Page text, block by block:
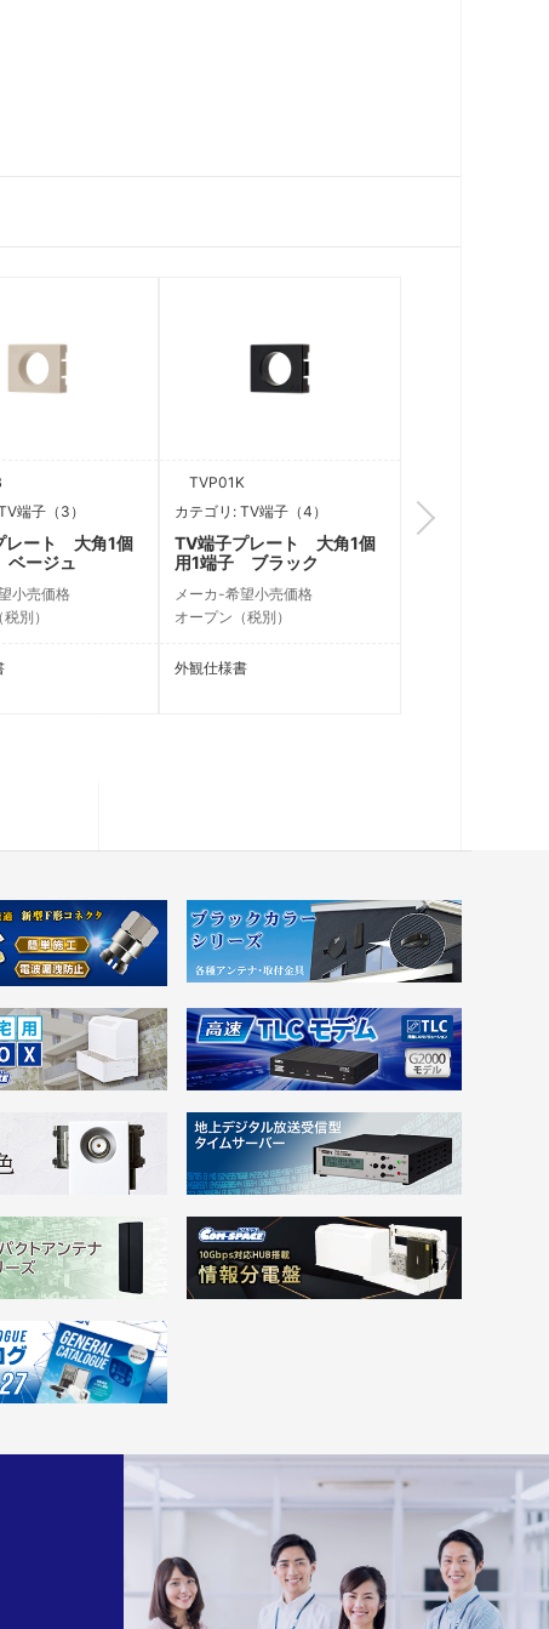
端子（3）
レート 大角1個
ージュ
小売価格
別）
TVP01K
カテゴリ: TV端子（4）
TV端子プレート 大角1個
用1端子 ブラック
メーカ-希望小売価格
オープン（税別）
外観仕様書
カテゴリ: TV端子（